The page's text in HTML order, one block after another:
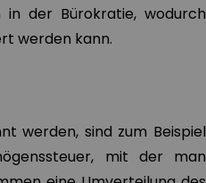
der Bürokratie, wodurch
werden kann.
werden, sind zum Beispiel
mit der man